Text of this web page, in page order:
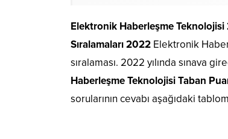
Elektronik Haberleşme Teknolojisi
Sıralamaları 2022 Elektronik
sıralaması. 2022 yılında sınava
Haberleşme Teknolojisi Taban
sorularının cevabı aşağıdaki